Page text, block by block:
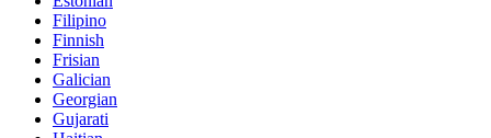
Filipino
Finnish
Frisian
Galician
Georgian
Gujarati